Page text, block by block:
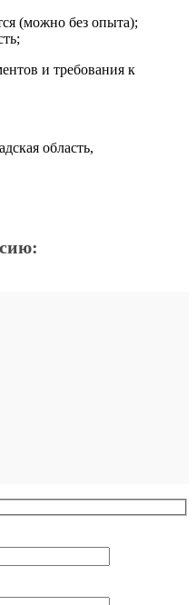
(можно без опыта);
и требования к
область,